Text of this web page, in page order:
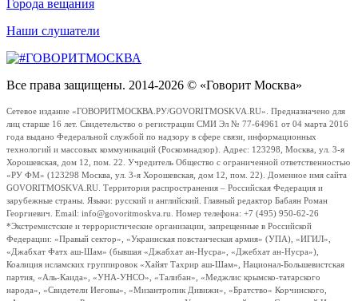
Города вещания
Наши слушатели
Все права защищены. 2014-2026 © «Говорит Москва»
Сетевое издание «ГОВОРИТМОСКВА.РУ/GOVORITMOSKVA.RU». Предназначено для
лиц старше 16 лет. Свидетельство о регистрации СМИ Эл № 77-64961 от 04 марта 2016
года выдано Федеральной службой по надзору в сфере связи, информационных
технологий и массовых коммуникаций (Роскомнадзор). Адрес: 123298, Москва, ул. 3-я
Хорошевская, дом 12, пом. 22. Учредитель Общество с ограниченной ответственностью
«РУ ФМ» (123298 Москва, ул. 3-я Хорошевская, дом 12, пом. 22). Доменное имя сайта
GOVORITMOSKVA.RU. Территория распространения – Российская Федерация и
зарубежные страны. Языки: русский и английский. Главный редактор Бабаян Роман
Георгиевич. Email: info@govoritmoskva.ru. Номер телефона: +7 (495) 950-62-26
*Экстремистские и террористические организации, запрещенные в Российской
Федерации: «Правый сектор», «Украинская повстанческая армия» (УПА), «ИГИЛ»,
«Джабхат Фатх аш-Шам» (бывшая «Джабхат ан-Нусра», «Джебхат ан-Нусра»),
Коалиция исламских группировок «Хайят Тахрир аш-Шам», Национал-Большевистская
партия, «Аль-Каида», «УНА-УНСО», «Талибан», «Меджлис крымско-татарского
народа», «Свидетели Иеговы», «Мизантропик Дивижн», «Братство» Корчинского,